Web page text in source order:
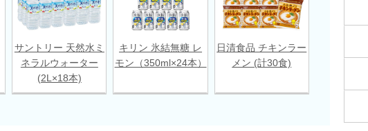
サントリー 天然水ミ
ネラルウォーター
(2L×18本)
キリン 氷結無糖 レ
モン（350ml×24本）
日清食品 チキンラー
メン (計30食)